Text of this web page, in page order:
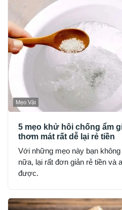
Mẹo Vặt
5 mẹo khử hôi chống ẩm
thơm mát rất dễ lại rẻ tiền
Với những mẹo này bạn
nữa, lại rất đơn giản rẻ tiền và
được.